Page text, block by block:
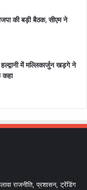
की बड़ी बैठक, सीएम ने
में मल्लिकार्जुन खड़गे ने
कहा
राजनीति, प्रशासन, ट्रेंडिंग